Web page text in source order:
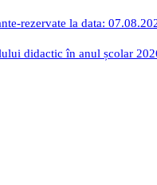
rezervate la data:
didactic în anul școlar